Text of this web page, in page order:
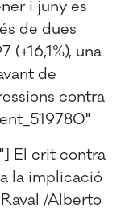
i juny es
de dues
una
de
contra
El crit contra
la implicació
/Alberto